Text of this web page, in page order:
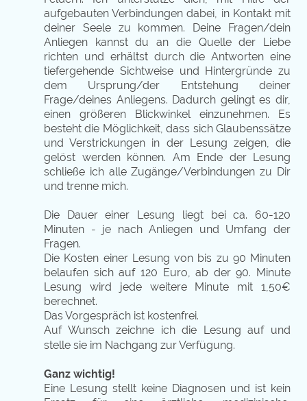
aufgebauten Verbindungen dabei, in Kontakt mit
deiner Seele zu kommen. Deine Fragen/dein
Anliegen kannst du an die Quelle der Liebe
richten und erhältst durch die Antworten eine
tiefergehende Sichtweise und Hintergründe zu
dem Ursprung/der Entstehung deiner
Frage/deines Anliegens. Dadurch gelingt es dir,
einen größeren Blickwinkel einzunehmen. Es
besteht die Möglichkeit, dass sich Glaubenssätze
und Verstrickungen in der Lesung zeigen, die
gelöst werden können. Am Ende der Lesung
schließe ich alle Zugänge/Verbindungen zu Dir
und trenne mich.
Die Dauer einer Lesung liegt bei ca. 60-120
Minuten - je nach Anliegen und Umfang der
Fragen.
Die Kosten einer Lesung von bis zu 90 Minuten
belaufen sich auf 120 Euro, ab der 90. Minute
Lesung wird jede weitere Minute mit 1,50€
berechnet.
Das Vorgespräch ist kostenfrei.
Auf Wunsch zeichne ich die Lesung auf und
stelle sie im Nachgang zur Verfügung.
Ganz wichtig!
Eine Lesung stellt keine Diagnosen und ist kein